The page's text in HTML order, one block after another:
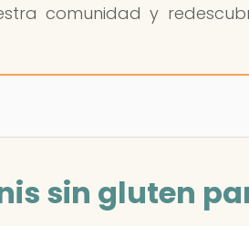
comunidad y
sin gluten